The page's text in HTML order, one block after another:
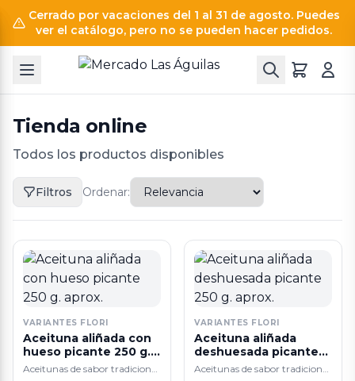
Cerrado por vacaciones del 1 al 31 de agosto. Puedes
ver el catálogo, pero no se pueden hacer pedidos.
Tienda online
Todos los productos disponibles
Filtros Ordenar:
VARIANTES FLORI
Aceituna aliñada con
hueso picante 250 g.
aprox.
Aceitunas de sabor tradicional
VARIANTES FLORI
Aceituna aliñada
deshuesada picante
250 g. aprox.
Aceitunas de sabor tradicional